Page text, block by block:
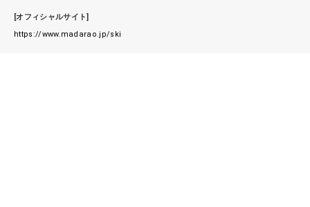
[オフィシャルサイト]
https://www.madarao.jp/ski